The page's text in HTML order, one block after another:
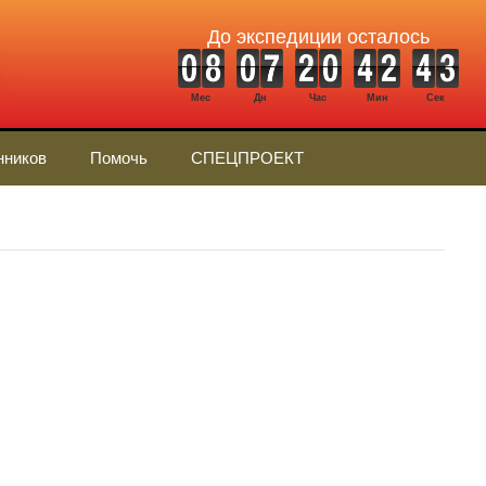
До экспедиции осталось
Мес Дн Час Мин Сек
Помочь СПЕЦПРОЕКТ